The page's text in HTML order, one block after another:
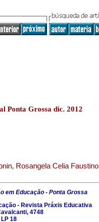
Ponta Grossa dic. 2012
Rosangela Celia Faustino
em Educação - Ponta Grossa
- Revista Práxis Educativa
4748
18